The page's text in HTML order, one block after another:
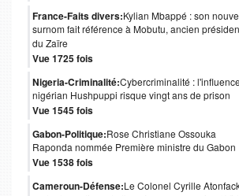
France-Faits divers:Kylian Mbappé : son
surnom fait référence à Mobutu, ancien
du Zaïre
Vue 1725 fois
Nigeria-Criminalité:Cybercriminalité :
nigérian Hushpuppi risque vingt ans de prison
Vue 1545 fois
Gabon-Politique:Rose Christiane Ossouka
Raponda nommée Première ministre du Gabon
Vue 1538 fois
Cameroun-Défense:Le Colonel Cyrille